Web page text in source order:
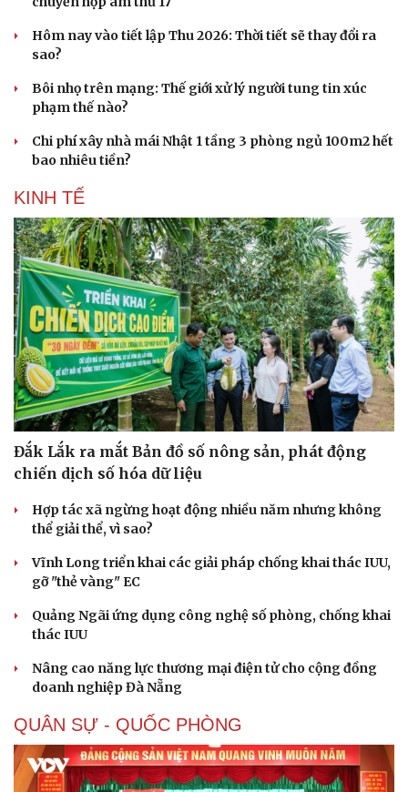
Hôm nay vào tiết lập Thu 2026: Thời tiết sẽ thay đổi ra
sao?
Bôi nhọ trên mạng: Thế giới xử lý người tung tin xúc
phạm thế nào?
Chi phí xây nhà mái Nhật 1 tầng 3 phòng ngủ 100m2 hết
bao nhiêu tiền?
KINH TẾ
Đắk Lắk ra mắt Bản đồ số nông sản, phát động
chiến dịch số hóa dữ liệu
Hợp tác xã ngừng hoạt động nhiều năm nhưng không
thể giải thể, vì sao?
Vĩnh Long triển khai các giải pháp chống khai thác IUU,
gỡ "thẻ vàng" EC
Quảng Ngãi ứng dụng công nghệ số phòng, chống khai
thác IUU
Nâng cao năng lực thương mại điện tử cho cộng đồng
doanh nghiệp Đà Nẵng
QUÂN SỰ - QUỐC PHÒNG